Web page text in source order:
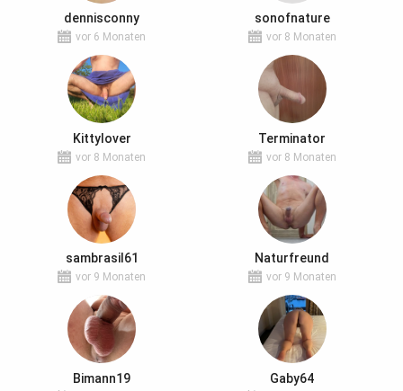
dennisconny
vor 6 Monaten
sonofnature
vor 8 Monaten
Kittylover
vor 8 Monaten
Terminator
vor 8 Monaten
sambrasil61
vor 9 Monaten
Naturfreund
vor 9 Monaten
Bimann19 Gaby64